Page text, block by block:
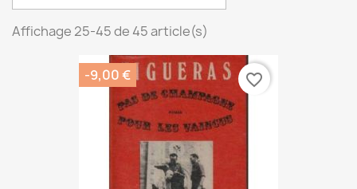
Affichage 25-45 de 45 article(s)
-9,00 € favorite_border